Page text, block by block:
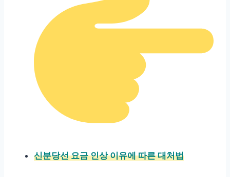
신분당선 요금 인상 이유에 따른 대처법